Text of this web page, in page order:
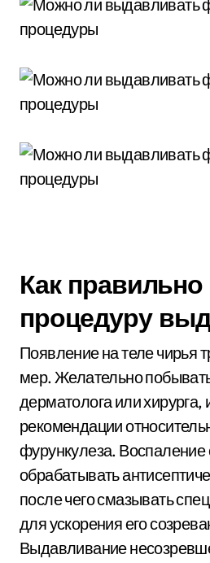
Как
процедуру
Появление на теле чирья
мер. Желательно
дерматолога или хирурга,
рекомендации
фурункулеза. Воспаление
обрабатывать
после чего смазывать
для ускорения его
Выдавливание